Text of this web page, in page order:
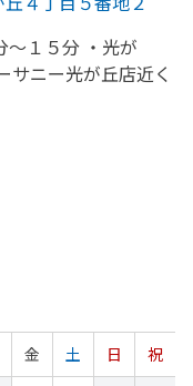
～１５分 ・光が
サニー光が丘店近く
金 土 日
祝